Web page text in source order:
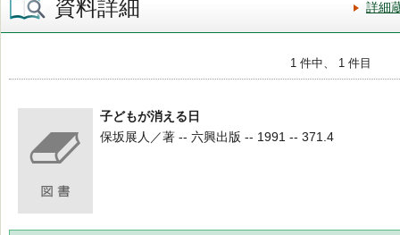
資料詳細 詳細
1 件中、 1 件目
子どもが消える日
保坂展人／著 -- 六興出版 -- 1991 -- 371.4